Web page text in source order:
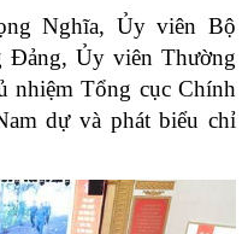
Nghĩa, Ủy viên Bộ
Ủy viên Thường
nhiệm Tổng cục Chính
dự và phát biểu chỉ